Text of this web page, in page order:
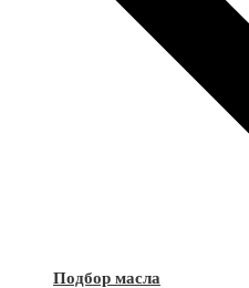
Подбор масла